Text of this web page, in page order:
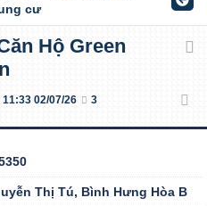
cư
11:33 02/07/26 3
Thị Tú, Bình Hưng Hòa B